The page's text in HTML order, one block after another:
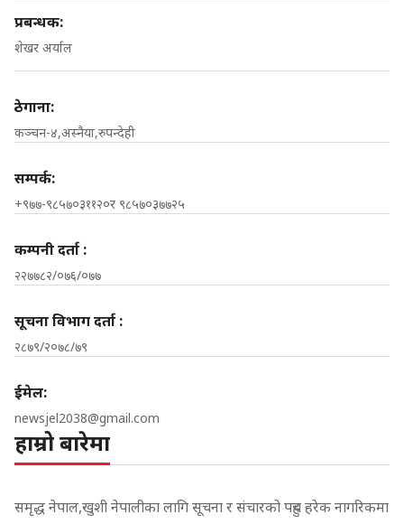
प्रबन्धक:
शेखर अर्याल
ठेगाना:
कञ्चन-४,अस्नैया,रुपन्देही
सम्पर्क:
+९७७-९८५७०३११२०र ९८५७०३७७२५
कम्पनी दर्ता :
२२७७८२/०७६/०७७
सूचना विभाग दर्ता :
२८७९/२०७८/७९
ईमेल:
newsjel2038@gmail.com
हाम्रो बारेमा
समृद्ध नेपाल,खुशी नेपालीका लागि सूचना र संचारको पहुच हरेक नागरिकमा